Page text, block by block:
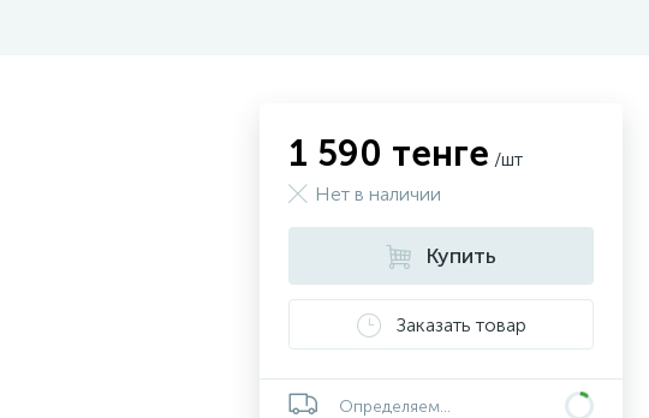
1 590 тенге /шт
Нет в наличии
Купить
Заказать товар
Определяем...